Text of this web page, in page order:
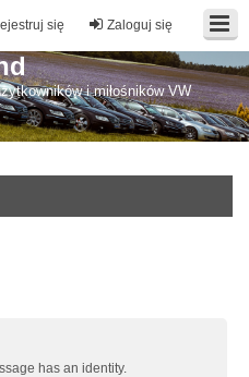
Zaloguj się
się
i miłośników VW
has an identity.